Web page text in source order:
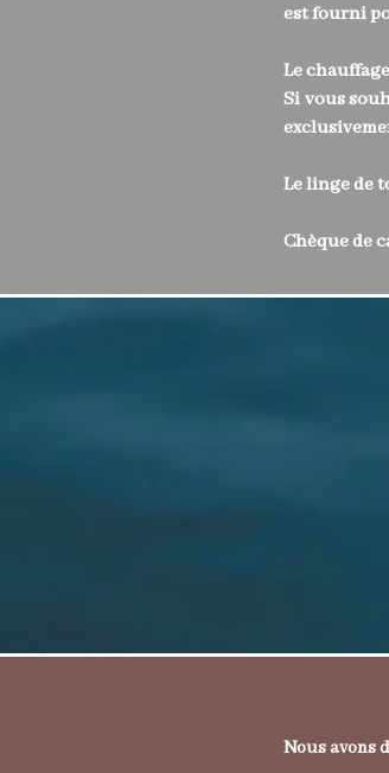
est fourni
Le
Si vous
Le linge de
Chèque de
Nous avons